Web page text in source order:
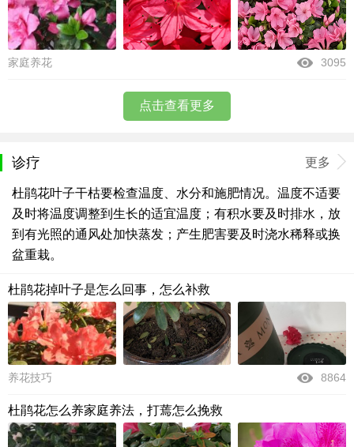
家庭养花 3095
点击查看更多
诊疗 更多
杜鹃花叶子干枯要检查温度、水分和施肥情况。温度不适要
及时将温度调整到生长的适宜温度；有积水要及时排水，放
到有光照的通风处加快蒸发；产生肥害要及时浇水稀释或换
盆重栽。
杜鹃花掉叶子是怎么回事，怎么补救
养花技巧 8864
杜鹃花怎么养家庭养法，打蔫怎么挽救